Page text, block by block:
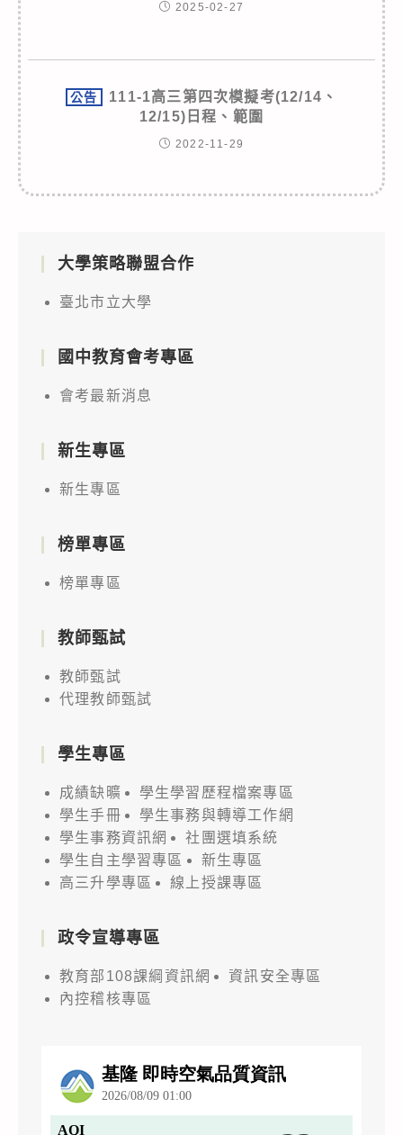
2025-02-27
公告
111-1高三第四次模擬考(12/14、
12/15)日程、範圍
2022-11-29
大學策略聯盟合作
臺北市立大學
國中教育會考專區
會考最新消息
新生專區
新生專區
榜單專區
榜單專區
教師甄試
教師甄試
代理教師甄試
學生專區
成績缺曠
學生學習歷程檔案專區
學生手冊
學生事務與轉導工作網
學生事務資訊網
社團選填系統
學生自主學習專區
新生專區
高三升學專區
線上授課專區
政令宣導專區
教育部108課綱資訊網
資訊安全專區
內控稽核專區